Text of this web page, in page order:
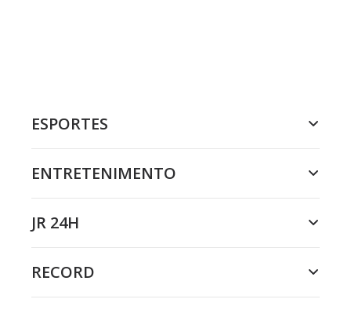
ESPORTES
ENTRETENIMENTO
JR 24H
RECORD